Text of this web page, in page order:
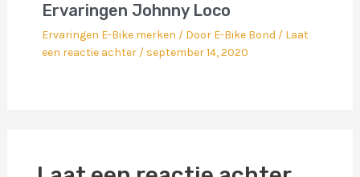
Ervaringen Johnny Loco
Ervaringen E-Bike merken / Door E-Bike Bond / Laat
een reactie achter / september 14, 2020